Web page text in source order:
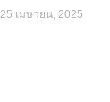
25 เมษายน, 2025